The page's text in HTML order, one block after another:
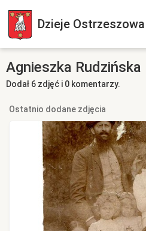
Dzieje Ostrzeszowa
Wszystkie zdjęcia
Kategorie zdjęć
+ Dodaj zdjęcia
Agnieszka Rudzińska
Dodał 6 zdjęć i 0 komentarzy.
Ostatnio dodane zdjęcia